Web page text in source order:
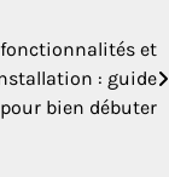
et
: guide
bien débuter